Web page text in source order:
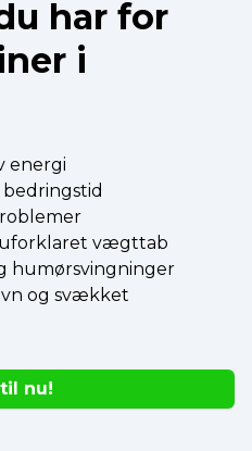
har for
i
energi
vægttab
humørsvingninger
og svækket
nu!